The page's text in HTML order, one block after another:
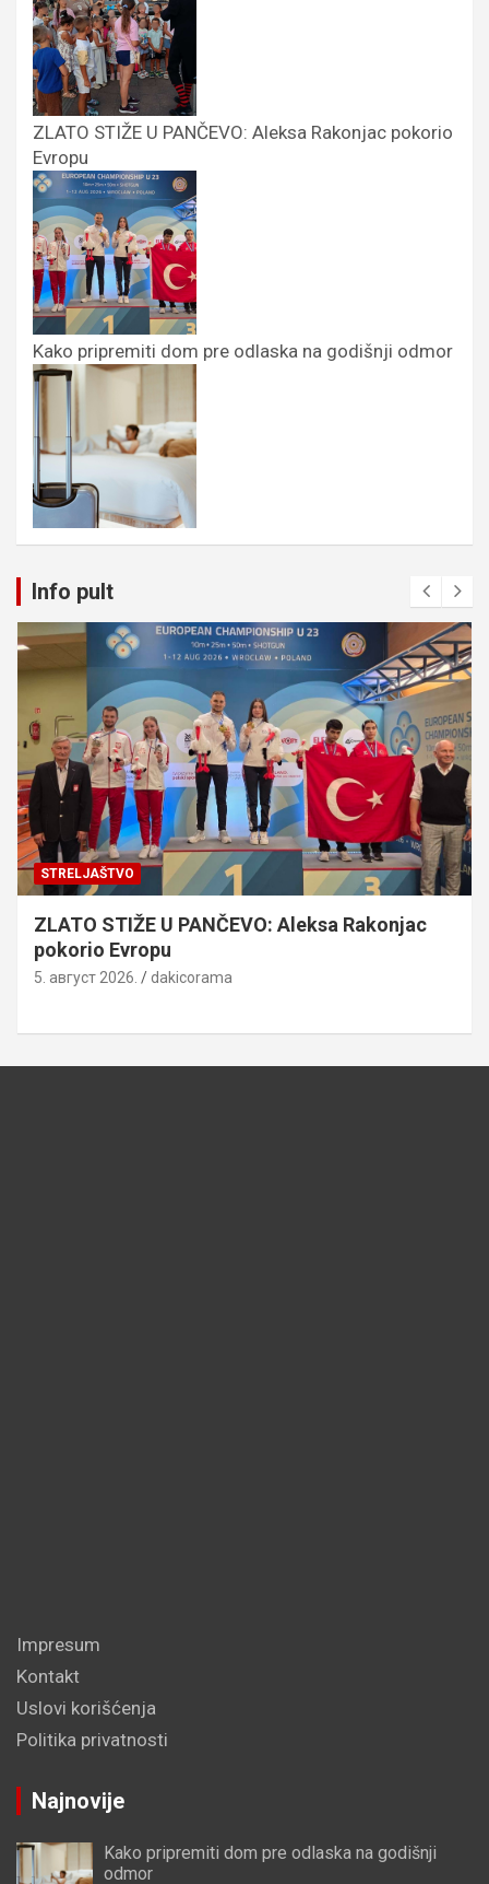
ZLATO STIŽE U PANČEVO: Aleksa Rakonjac pokorio
Evropu
Kako pripremiti dom pre odlaska na godišnji odmor
Info pult
STRELJAŠTVO
ZLATO STIŽE U PANČEVO: Aleksa Rakonjac
pokorio Evropu
5. август 2026. dakicorama
Impresum
Kontakt
Uslovi korišćenja
Politika privatnosti
Najnovije
Kako pripremiti dom pre odlaska na godišnji
odmor